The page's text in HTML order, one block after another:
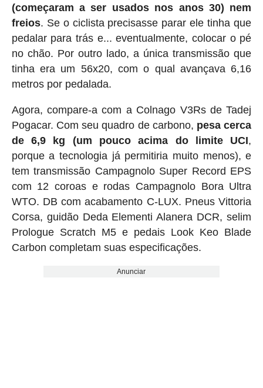
(começaram a ser usados nos anos 30) nem
freios. Se o ciclista precisasse parar ele tinha que
pedalar para trás e... eventualmente, colocar o pé
no chão. Por outro lado, a única transmissão que
tinha era um 56x20, com o qual avançava 6,16
metros por pedalada.
Agora, compare-a com a Colnago V3Rs de Tadej
Pogacar. Com seu quadro de carbono, pesa cerca
de 6,9 ​​kg (um pouco acima do limite UCI,
porque a tecnologia já permitiria muito menos), e
tem transmissão Campagnolo Super Record EPS
com 12 coroas e rodas Campagnolo Bora Ultra
WTO. DB com acabamento C-LUX. Pneus Vittoria
Corsa, guidão Deda Elementi Alanera DCR, selim
Prologue Scratch M5 e pedais Look Keo Blade
Carbon completam suas especificações.
Anunciar